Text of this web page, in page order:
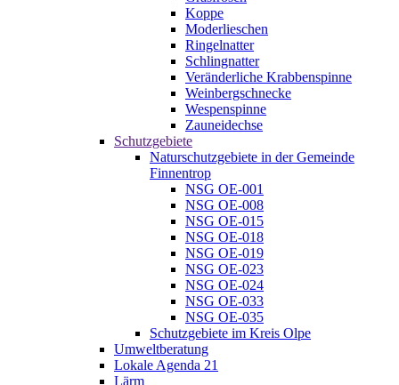
Koppe
Moderlieschen
Ringelnatter
Schlingnatter
Veränderliche Krabbenspinne
Weinbergschnecke
Wespenspinne
Zauneidechse
Schutzgebiete
Naturschutzgebiete in der Gemeinde
Finnentrop
NSG OE-001
NSG OE-008
NSG OE-015
NSG OE-018
NSG OE-019
NSG OE-023
NSG OE-024
NSG OE-033
NSG OE-035
Schutzgebiete im Kreis Olpe
Umweltberatung
Lokale Agenda 21
Lärm